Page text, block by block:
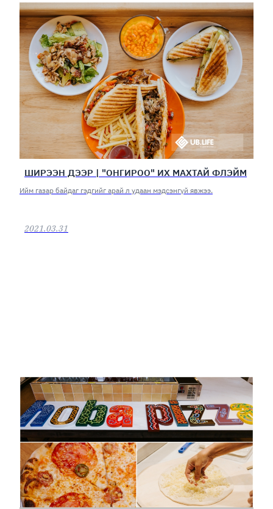
ШИРЭЭН ДЭЭР | "ОНГИРОО" ИХ МАХТАЙ ФЛЭЙМ
Ийм газар байдаг гэдгийг арай л удаан мэдсэнгүй явжээ.
2021.03.31